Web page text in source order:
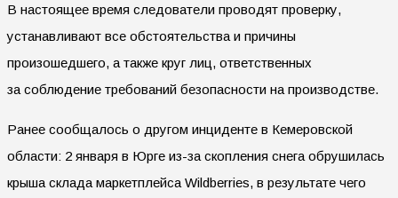
В настоящее время следователи проводят проверку,
устанавливают все обстоятельства и причины
произошедшего, а также круг лиц, ответственных
за соблюдение требований безопасности на производстве.
Ранее сообщалось о другом инциденте в Кемеровской
области: 2 января в Юрге из-за скопления снега обрушилась
крыша склада маркетплейса Wildberries, в результате чего